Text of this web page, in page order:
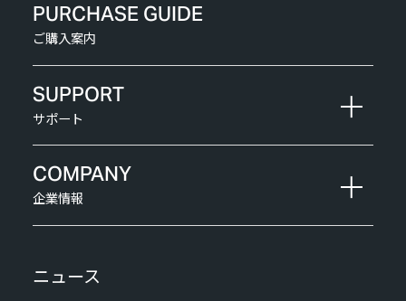
PURCHASE GUIDE
ご購入案内
SUPPORT
サポート
COMPANY
企業情報
ニュース